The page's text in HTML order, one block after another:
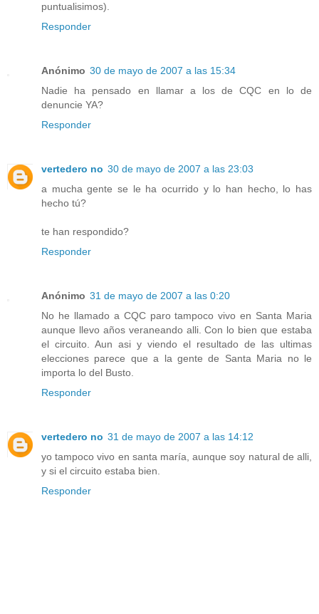
puntualisimos).
Responder
Anónimo 30 de mayo de 2007 a las 15:34
Nadie ha pensado en llamar a los de CQC en lo de
denuncie YA?
Responder
vertedero no 30 de mayo de 2007 a las 23:03
a mucha gente se le ha ocurrido y lo han hecho, lo has
hecho tú?
te han respondido?
Responder
Anónimo 31 de mayo de 2007 a las 0:20
No he llamado a CQC paro tampoco vivo en Santa Maria
aunque llevo años veraneando alli. Con lo bien que estaba
el circuito. Aun asi y viendo el resultado de las ultimas
elecciones parece que a la gente de Santa Maria no le
importa lo del Busto.
Responder
vertedero no 31 de mayo de 2007 a las 14:12
yo tampoco vivo en santa maría, aunque soy natural de alli,
y si el circuito estaba bien.
Responder